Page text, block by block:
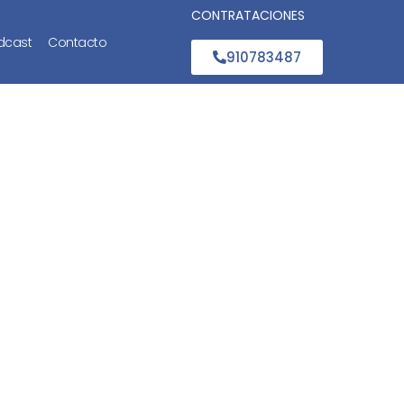
Contacto
CONTRATACIONES
910783487